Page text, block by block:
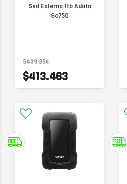
Ssd Externo 1tb Adata
Sc750
$439.854
$413.463